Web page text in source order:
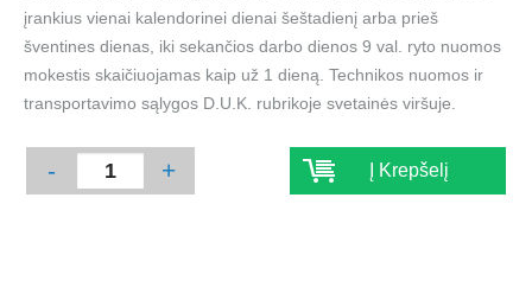
įrankius vienai kalendorinei dienai šeštadienį arba prieš
šventines dienas, iki sekančios darbo dienos 9 val. ryto nuomos
mokestis skaičiuojamas kaip už 1 dieną. Technikos nuomos ir
transportavimo sąlygos D.U.K. rubrikoje svetainės viršuje.
- + Į Krepšelį